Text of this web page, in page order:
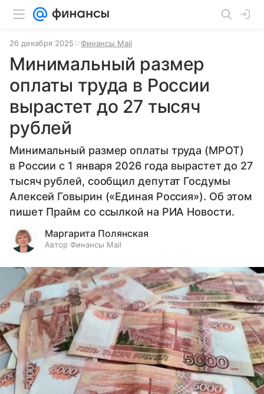
26 декабря 2025 Финансы Mail
Минимальный размер
оплаты труда в России
вырастет до 27 тысяч
рублей
Минимальный размер оплаты труда (МРОТ)
в России с 1 января 2026 года вырастет до 27
тысяч рублей, сообщил депутат Госдумы
Алексей Говырин («Единая Россия»). Об этом
пишет Прайм со ссылкой на РИА Новости.
Маргарита Полянская
Автор Финансы Mail